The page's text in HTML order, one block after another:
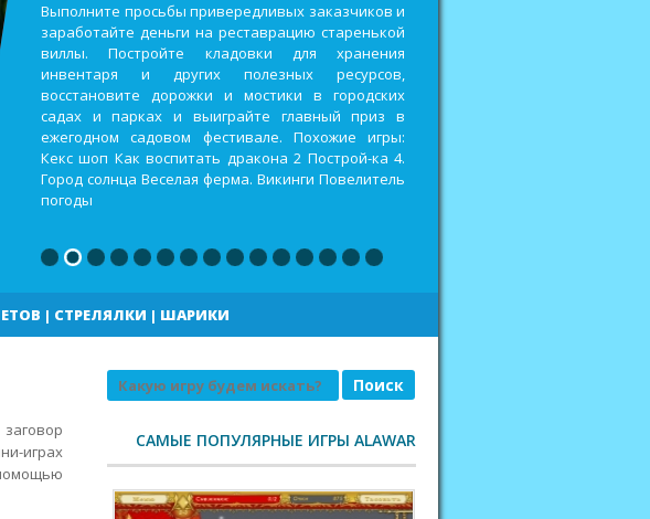
Выполните просьбы привередливых заказчиков и
заработайте деньги на реставрацию старенькой
виллы. Постройте кладовки для хранения
инвентаря и других полезных ресурсов,
восстановите дорожки и мостики в городских
садах и парках и выиграйте главный приз в
ежегодном садовом фестивале. Похожие игры:
Кекс шоп Как воспитать дракона 2 Построй-ка 4.
Город солнца Веселая ферма. Викинги Повелитель
погоды
| СТРЕЛЯЛКИ | ШАРИКИ
играх
Поиск
САМЫЕ ПОПУЛЯРНЫЕ ИГРЫ ALAWAR